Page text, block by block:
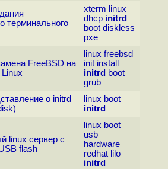
терминального
xterm linux
dhcp initrd
boot diskless
pxe
FreeBSD на
linux freebsd
init install
initrd boot
grub
о initrd
linux boot
initrd
linux сервер с
flash
linux boot
usb
hardware
redhat lilo
initrd